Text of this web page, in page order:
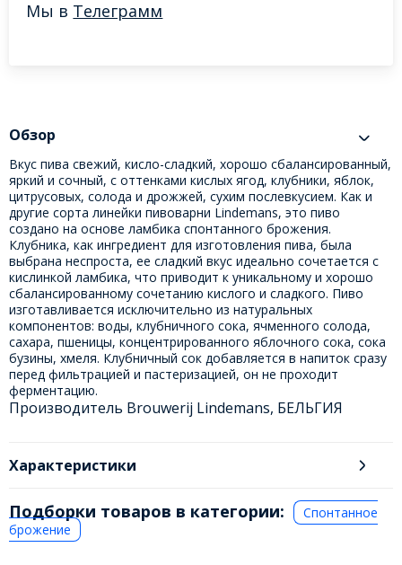
Мы в Телеграмм
Обзор
Вкус пива свежий, кисло-сладкий, хорошо сбалансированный,
яркий и сочный, с оттенками кислых ягод, клубники, яблок,
цитрусовых, солода и дрожжей, сухим послевкусием. Как и
другие сорта линейки пивоварни Lindemans, это пиво
создано на основе ламбика спонтанного брожения.
Клубника, как ингредиент для изготовления пива, была
выбрана неспроста, ее сладкий вкус идеально сочетается с
кислинкой ламбика, что приводит к уникальному и хорошо
сбалансированному сочетанию кислого и сладкого. Пиво
изготавливается исключительно из натуральных
компонентов: воды, клубничного сока, ячменного солода,
сахара, пшеницы, концентрированного яблочного сока, сока
бузины, хмеля. Клубничный сок добавляется в напиток сразу
перед фильтрацией и пастеризацией, он не проходит
ферментацию.
Производитель Brouwerij Lindemans, БЕЛЬГИЯ
Характеристики
Подборки товаров в категории:
Спонтанное
брожение